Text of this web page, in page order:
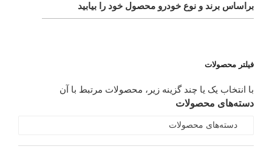
براساس برند و نوع خودرو محصول خود را بیابید
فیلتر محصولات
با انتخاب یک یا چند گزینه زیر، محصولات مرتبط با آن
دسته‌های محصولات
دسته‌های محصولات